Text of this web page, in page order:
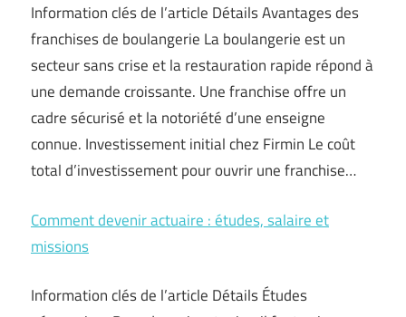
Information clés de l’article Détails Avantages des
franchises de boulangerie La boulangerie est un
secteur sans crise et la restauration rapide répond à
une demande croissante. Une franchise offre un
cadre sécurisé et la notoriété d’une enseigne
connue. Investissement initial chez Firmin Le coût
total d’investissement pour ouvrir une franchise…
Comment devenir actuaire : études, salaire et
missions
Information clés de l’article Détails Études